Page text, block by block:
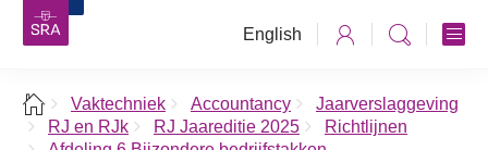
English
Vaktechniek Accountancy
Jaarverslaggeving
RJ en RJk
RJ Jaareditie 2025
Richtlijnen